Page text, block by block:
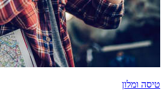
טיסה ומלון